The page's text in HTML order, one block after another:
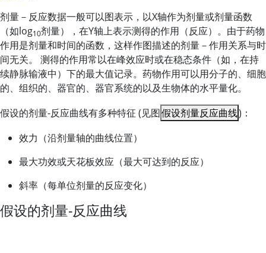
剂量－反应数据一般可以图表示，以X轴作为剂量或剂量函数
（如log10剂量），在Y轴上表示测得的作用（反应）。由于药物
作用是剂量和时间的函数，这样作图描述的剂量－作用关系与时
间无关。 测得的作用常以在峰效应时或在稳态条件（如，在持
续静脉输液中）下的最大值记录。药物作用可以用分子的、细胞
的、组织的、器官的、器官系统的以及生物体的水平量化。
假设的剂量-反应曲线有多种特征 (见图假设剂量反应曲线)：
效力（沿剂量轴的曲线位置）
最大功效或天花板效应（最大可达到的反应）
斜率（每单位剂量的反应变化）
假设的剂量-反应曲线